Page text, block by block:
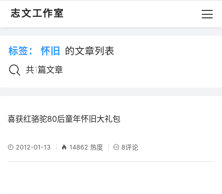
志文工作室
标签： 怀旧 的文章列表
共1篇文章
喜获红骆驼80后童年怀旧大礼包
2012-01-13 14862 热度 8评论